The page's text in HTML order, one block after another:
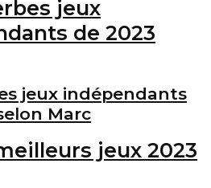
jeux indépendants
Marc